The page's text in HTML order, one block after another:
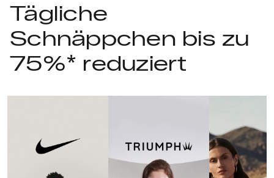
Tägliche
Schnäppchen bis zu
75%* reduziert